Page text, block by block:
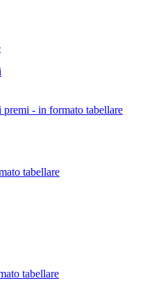
- in formato tabellare
tabellare
tabellare